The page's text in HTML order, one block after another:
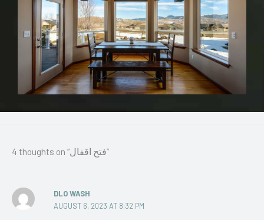
4 thoughts on “فتح اقفال”
DLO WASH
AUGUST 6, 2023 AT 8:32 PM